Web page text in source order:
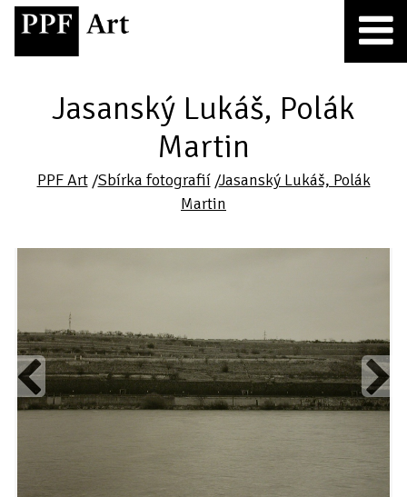
Jasanský Lukáš, Polák
Martin
PPF Art/Sbírka fotografií/Jasanský Lukáš, Polák
Martin
Previous Next